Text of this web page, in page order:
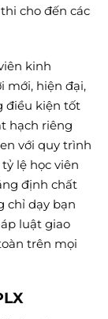
cho đến các
kinh
mới, hiện đại,
điều kiện tốt
hạch riêng
với quy trình
lệ học viên
định chất
chỉ dạy bạn
luật giao
trên mọi